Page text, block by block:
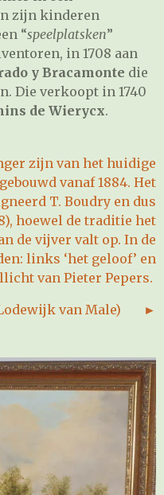
zijn kinderen
“speelplatsken”
in 1708 aan
y Bracamonte die
Die verkoopt in 1740
de Wierycx.
zijn van het huidige
vanaf 1884. Het
T. Boudry en dus
hoewel de traditie het
de vijver valt op. In de
links ‘het geloof’ en
van Pieter Pepers.
van Male) ►